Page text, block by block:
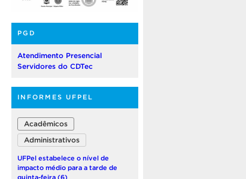
PGD
Atendimento Presencial
Servidores do CDTec
INFORMES UFPEL
Acadêmicos
Administrativos
UFPel estabelece o nível de
impacto médio para a tarde de
quinta-feira (6)